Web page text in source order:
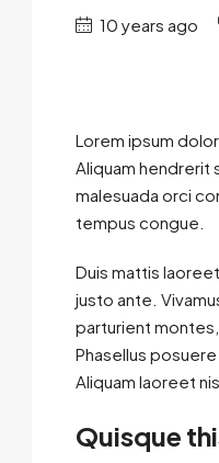
10 years ago
Lorem ipsum
Aliquam hendrerit
malesuada orci
tempus congue.
Duis mattis
justo ante.
parturient
Phasellus
Aliquam laoreet
Quisque